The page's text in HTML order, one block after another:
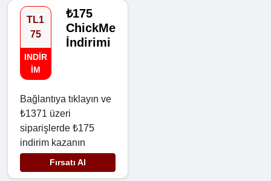
TL1
75
INDIR
IM
₺175
ChickMe
İndirimi
Bağlantıya tıklayın ve
₺1371 üzeri
siparişlerde ₺175
indirim kazanın
Fırsatı Al